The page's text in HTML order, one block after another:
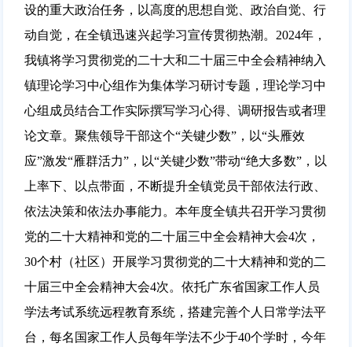
设的重大政治任务，以高度的思想自觉、政治自觉、行
动自觉，在全镇迅速兴起学习宣传贯彻热潮。2024年，
我镇将学习贯彻党的二十大和二十届三中全会精神纳入
镇理论学习中心组作为集体学习研讨专题，理论学习中
心组成员结合工作实际撰写学习心得、调研报告或者理
论文章。聚焦领导干部这个“关键少数”，以“头雁效
应”激发“雁群活力”，以“关键少数”带动“绝大多数”，以
上率下、以点带面，不断提升全镇党员干部依法行政、
依法决策和依法办事能力。本年度全镇共召开学习贯彻
党的二十大精神和党的二十届三中全会精神大会4次，
30个村（社区）开展学习贯彻党的二十大精神和党的二
十届三中全会精神大会4次。依托广东省国家工作人员
学法考试系统远程教育系统，搭建完善个人日常学法平
台，每名国家工作人员每年学法不少于40个学时，今年